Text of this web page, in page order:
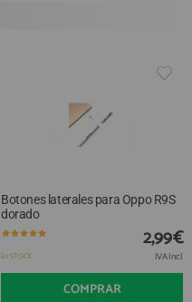
Botones laterales para Oppo R9S
dorado
En STOCK
2,99€
IVA Incl.
COMPRAR